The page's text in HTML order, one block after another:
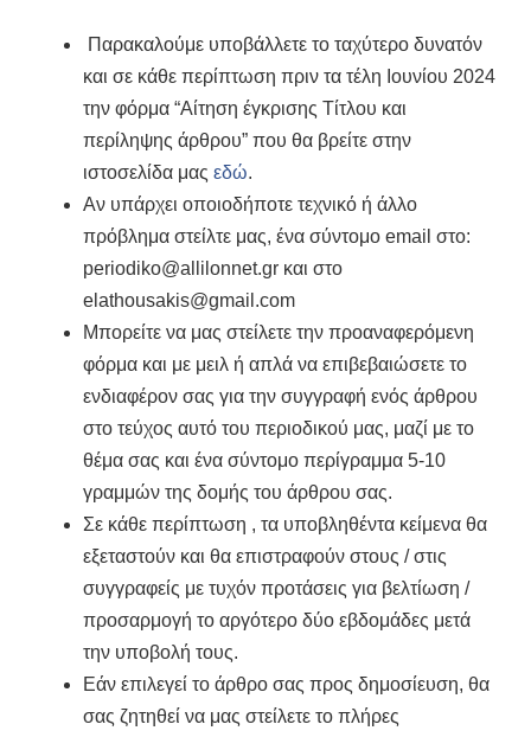
Παρακαλούμε υποβάλλετε το ταχύτερο δυνατόν
και σε κάθε περίπτωση πριν τα τέλη Ιουνίου 2024
την φόρμα “Αίτηση έγκρισης Τίτλου και
περίληψης άρθρου” που θα βρείτε στην
ιστοσελίδα μας εδώ.
Αν υπάρχει οποιοδήποτε τεχνικό ή άλλο
πρόβλημα στείλτε μας, ένα σύντομο email στο:
periodiko@allilonnet.gr και στο
elathousakis@gmail.com
Μπορείτε να μας στείλετε την προαναφερόμενη
φόρμα και με μειλ ή απλά να επιβεβαιώσετε το
ενδιαφέρον σας για την συγγραφή ενός άρθρου
στο τεύχος αυτό του περιοδικού μας, μαζί με το
θέμα σας και ένα σύντομο περίγραμμα 5-10
γραμμών της δομής του άρθρου σας.
Σε κάθε περίπτωση , τα υποβληθέντα κείμενα θα
εξεταστούν και θα επιστραφούν στους / στις
συγγραφείς με τυχόν προτάσεις για βελτίωση /
προσαρμογή το αργότερο δύο εβδομάδες μετά
την υποβολή τους.
Εάν επιλεγεί το άρθρο σας προς δημοσίευση, θα
σας ζητηθεί να μας στείλετε το πλήρες